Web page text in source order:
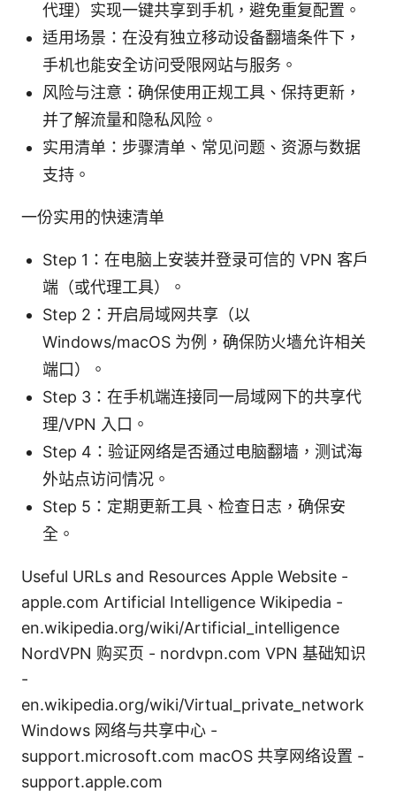
代理）实现一键共享到手机，避免重复配置。
适用场景：在没有独立移动设备翻墙条件下，
手机也能安全访问受限网站与服务。
风险与注意：确保使用正规工具、保持更新，
并了解流量和隐私风险。
实用清单：步骤清单、常见问题、资源与数据
支持。
一份实用的快速清单
Step 1：在电脑上安装并登录可信的 VPN 客户
端（或代理工具）。
Step 2：开启局域网共享（以
Windows/macOS 为例，确保防火墙允许相关
端口）。
Step 3：在手机端连接同一局域网下的共享代
理/VPN 入口。
Step 4：验证网络是否通过电脑翻墙，测试海
外站点访问情况。
Step 5：定期更新工具、检查日志，确保安
全。
Useful URLs and Resources Apple Website -
apple.com Artificial Intelligence Wikipedia -
en.wikipedia.org/wiki/Artificial_intelligence
NordVPN 购买页 - nordvpn.com VPN 基础知识
-
en.wikipedia.org/wiki/Virtual_private_network
Windows 网络与共享中心 -
support.microsoft.com macOS 共享网络设置 -
support.apple.com